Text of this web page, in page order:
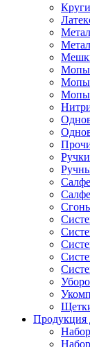
Мопы
Мопы
Продукция